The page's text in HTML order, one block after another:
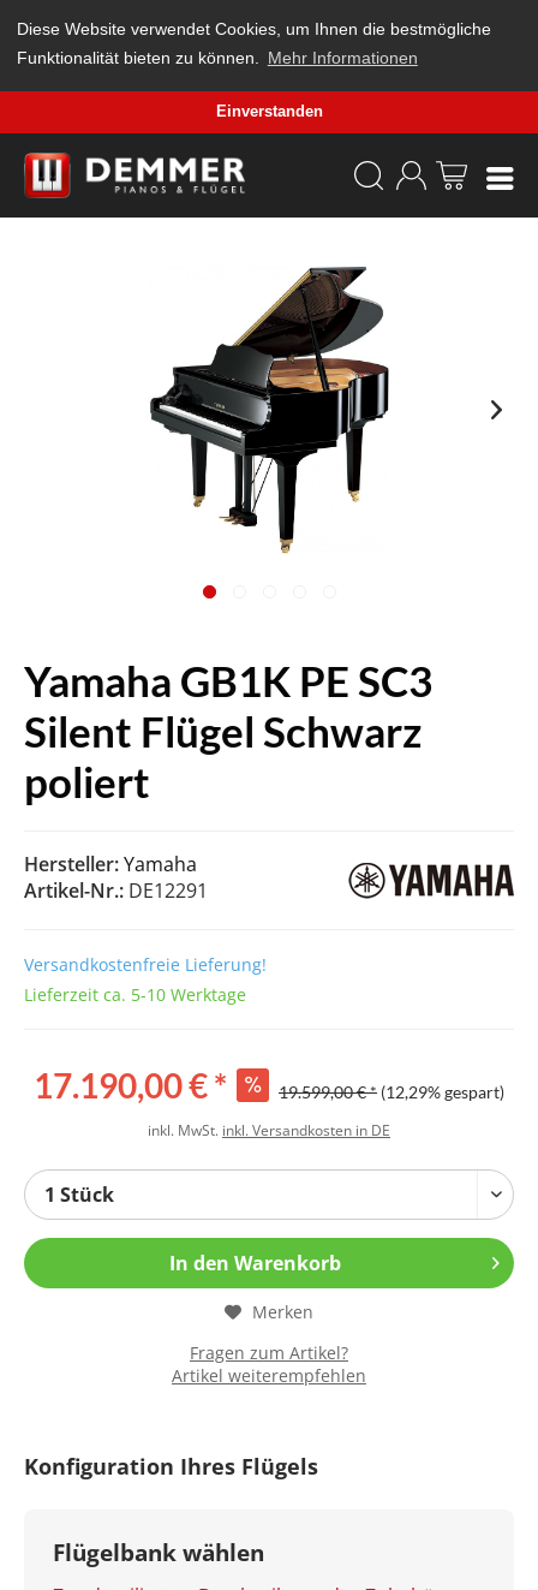
Diese Website verwendet Cookies, um Ihnen die bestmögliche
Funktionalität bieten zu können.
Mehr Informationen
Einverstanden
Yamaha GB1K PE SC3
Silent Flügel Schwarz
poliert
Hersteller:Yamaha
Artikel-Nr.: DE12291
Versandkostenfreie Lieferung!
Lieferzeit ca. 5-10 Werktage
17.190,00 € * 19.599,00 € * (12,29% gespart)
inkl. MwSt. inkl. Versandkosten in DE
In den Warenkorb
Merken
Fragen zum Artikel?
Artikel weiterempfehlen
Konfiguration Ihres Flügels
Flügelbank wählen